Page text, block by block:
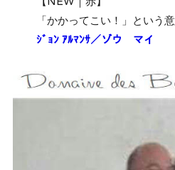
「かかってこい！」という
ｼﾞｮﾝ ｱﾙﾏﾝｻ／ゾウ マイ